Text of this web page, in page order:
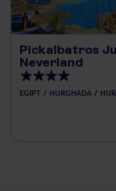
Pickalbatros
Neverland
EGIPT HURGHADA